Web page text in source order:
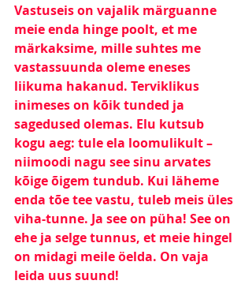
Vastuseis on vajalik märguanne
meie enda hinge poolt, et me
märkaksime, mille suhtes me
vastassuunda oleme eneses
liikuma hakanud. Terviklikus
inimeses on kõik tunded ja
sagedused olemas. Elu kutsub
kogu aeg: tule ela loomulikult –
niimoodi nagu see sinu arvates
kõige õigem tundub. Kui läheme
enda tõe tee vastu, tuleb meis üles
viha-tunne. Ja see on püha! See on
ehe ja selge tunnus, et meie hingel
on midagi meile öelda. On vaja
leida uus suund!